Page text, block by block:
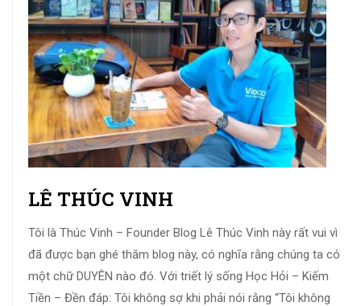
LÊ THÚC VINH
Tôi là Thúc Vinh – Founder Blog Lê Thúc Vinh này rất vui vì
đã được bạn ghé thăm blog này, có nghĩa rằng chúng ta có
một chữ DUYÊN nào đó. Với triết lý sống Học Hỏi – Kiếm
Tiền – Đền đáp: Tôi không sợ khi phải nói rằng “Tôi không